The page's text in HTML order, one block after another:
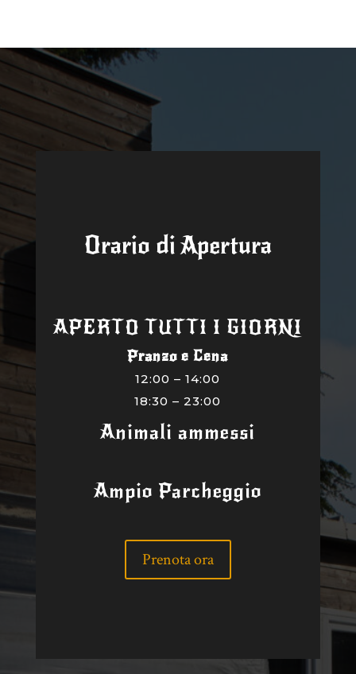
Orario di Apertura
APERTO TUTTI I GIORNI
Pranzo e Cena
12:00 – 14:00
18:30 – 23:00
Animali ammessi
Ampio Parcheggio
Prenota ora